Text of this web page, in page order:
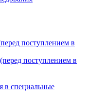
поступлением в
поступлением в
в специальные